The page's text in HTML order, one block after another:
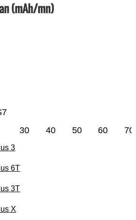
(mAh/mn)
30 40 50 60 70
3
6T
3T
X